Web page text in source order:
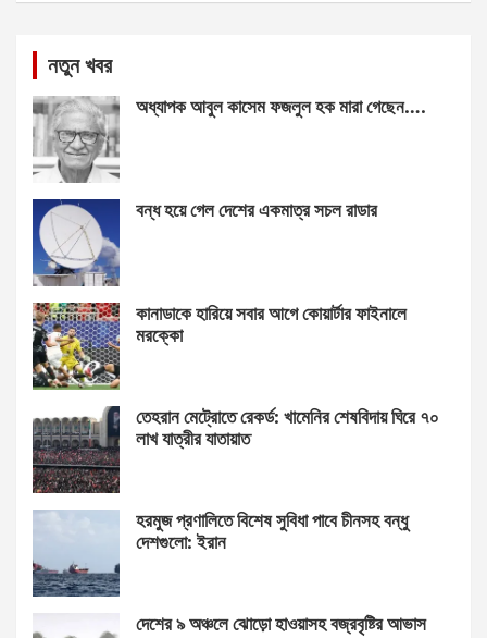
নতুন খবর
অধ্যাপক আবুল কাসেম ফজলুল হক মারা গেছেন….
বন্ধ হয়ে গেল দেশের একমাত্র সচল রাডার
কানাডাকে হারিয়ে সবার আগে কোয়ার্টার ফাইনালে
মরক্কো
তেহরান মেট্রোতে রেকর্ড: খামেনির শেষবিদায় ঘিরে ৭০
লাখ যাত্রীর যাতায়াত
হরমুজ প্রণালিতে বিশেষ সুবিধা পাবে চীনসহ বন্ধু
দেশগুলো: ইরান
দেশের ৯ অঞ্চলে ঝোড়ো হাওয়াসহ বজ্রবৃষ্টির আভাস